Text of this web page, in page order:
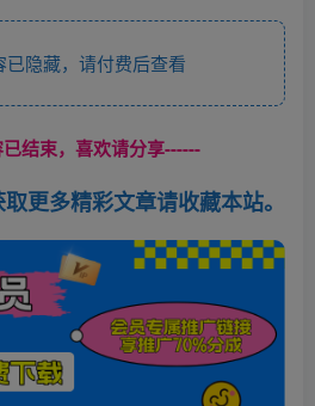
隐藏，请付费后查看
结束，喜欢请分享------
更多精彩文章请收藏本站。